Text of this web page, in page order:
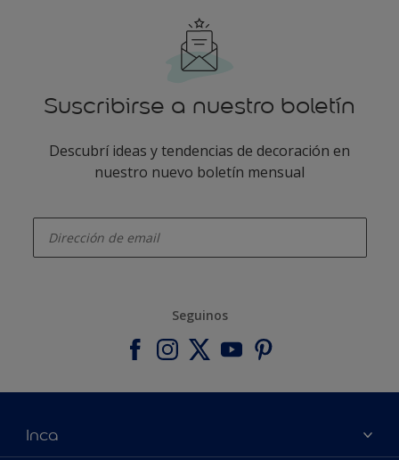
Suscribirse a nuestro boletín
Descubrí ideas y tendencias de decoración en
nuestro nuevo boletín mensual
Seguinos
Inca